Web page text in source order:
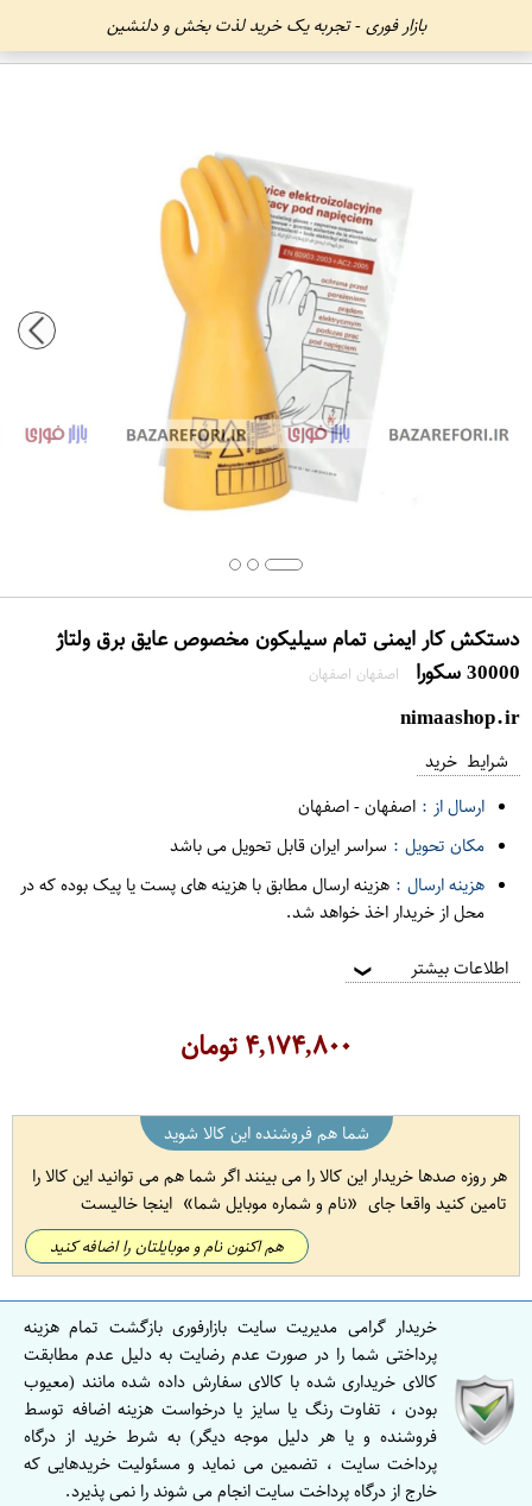
بازار فوری - تجربه یک خرید لذت بخش و دلنشین
دستکش کار ایمنی تمام سیلیکون مخصوص عایق برق ولتاژ
30000 سکورا
اصفهان اصفهان
nimaashop.ir
شرایط خرید
ارسال از : اصفهان-اصفهان
مکان تحویل : سراسر ایران قابل تحویل می باشد
هزینه ارسال : هزینه ارسال مطابق با هزینه های پست یا پیک بوده که در
محل از خریدار اخذ خواهد شد.
اطلاعات بیشتر ❯
۴,۱۷۴,۸۰۰تومان
شما هم فروشنده این کالا شوید
هر روزه صدها خریدار این کالا را می بینند اگر شما هم می توانید این کالا را
تامین کنید واقعا جای
نام و شماره موبایل شما اینجا خالیست
هم اکنون نام و موبایلتان را اضافه کنید
خریدار گرامی مدیریت سایت بازارفوری بازگشت تمام هزینه
پرداختی شما را در صورت عدم رضایت به دلیل عدم مطابقت
کالای خریداری شده با کالای سفارش داده شده مانند (معیوب
بودن ، تفاوت رنگ یا سایز یا درخواست هزینه اضافه توسط
فروشنده و یا هر دلیل موجه دیگر) به شرط خرید از درگاه
پرداخت سایت ، تضمین می نماید و مسئولیت خریدهایی که
خارج از درگاه پرداخت سایت انجام می شوند را نمی پذیرد.